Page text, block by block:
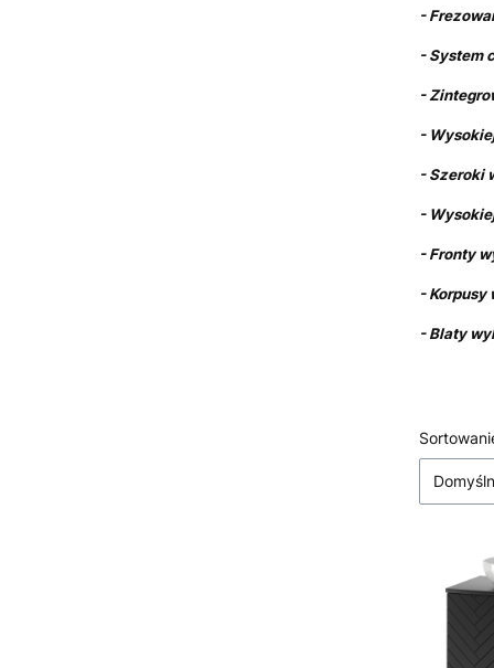
-
- System
-
-
- Szeroki
-
- Fronty
- Korpusy
- Blaty
Lista